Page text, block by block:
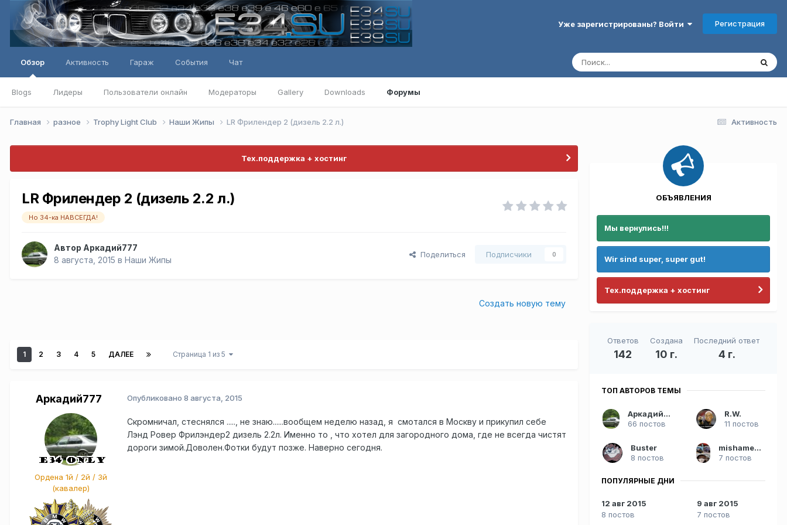
Уже зарегистрированы? Войти Регистрация
Обзор
Blogs Лидеры Пользователи онлайн Модераторы Gallery Downloads Форумы
Активность Гараж События Чат
Активность
Главная разное Trophy Light Club Наши Жипы LR Фрилендер 2 (дизель 2.2 л.)
Тех.поддержка + хостинг
LR Фрилендер 2 (дизель 2.2 л.)
Но 34-ка НАВСЕГДА!
Автор Аркадий777
8 августа, 2015 в Наши Жипы
Поделиться Подписчики 0
Создать новую тему
1 2 3 4 5 ДАЛЕЕ Страница 1 из 5
Аркадий777
Ордена 1й / 2й / 3й
(кавалер)
Опубликовано 8 августа, 2015
Скромничал, стеснялся ....., не знаю......вообщем неделю назад, я смотался в Москву и прикупил себе
Лэнд Ровер Фрилэндер2 дизель 2.2л. Именно то , что хотел для загородного дома, где не всегда чистят
дороги зимой.Доволен.Фотки будут позже. Наверно сегодня.
ОБЪЯВЛЕНИЯ
Мы вернулись!!!
Wir sind super, super gut!
Тех.поддержка + хостинг
Ответов
142
Создана
10 г.
Последний ответ
4 г.
ТОП АВТОРОВ ТЕМЫ
Аркадий777
66 постов
R.W.
11 постов
Buster
8 постов
mishamedved79
7 постов
ПОПУЛЯРНЫЕ ДНИ
12 авг 2015
8 постов
9 авг 2015
7 постов